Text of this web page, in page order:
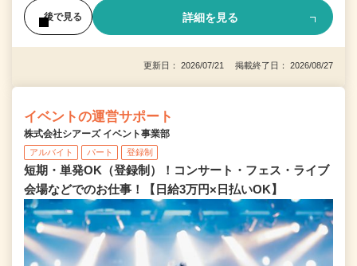
後で見る 詳細を見る
更新日： 2026/07/21 掲載終了日： 2026/08/27
イベントの運営サポート
株式会社シアーズ イベント事業部
アルバイト パート 登録制
短期・単発OK（登録制）！コンサート・フェス・ライブ
会場などでのお仕事！【日給3万円×日払いOK】